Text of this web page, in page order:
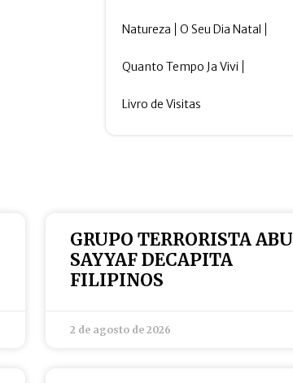
Natureza O Seu Dia Natal
Quanto Tempo Ja Vivi
Livro de Visitas
GRUPO TERRORISTA ABU
SAYYAF DECAPITA
FILIPINOS
2 de agosto de 2026